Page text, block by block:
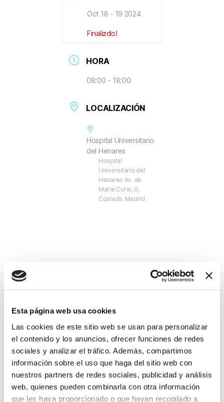
Esta página web usa cookies
Las cookies de este sitio web se usan para personalizar
el contenido y los anuncios, ofrecer funciones de redes
sociales y analizar el tráfico. Además, compartimos
información sobre el uso que haga del sitio web con
nuestros partners de redes sociales, publicidad y análisis
web, quienes pueden combinarla con otra información
que les haya proporcionado o que hayan recopilado a
Oct 18 - 19 2024
Finalizdo!
HORA
08:00 - 18:00
LOCALIZACIÓN
Hospital Universitario
del Henares
Hospital
Universitario del
Henares Av. de
Marie Curie, 0,
Coslada, Madrid
Exportación + iCal / Outlook